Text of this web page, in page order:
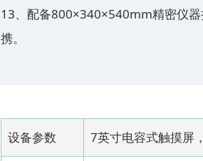
13、配备800×340×540mm精密仪
携。
设备参数 7英寸电容式触摸屏